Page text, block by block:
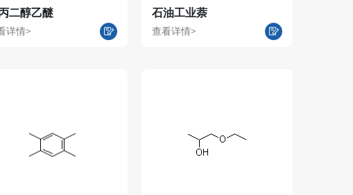
二醇乙醚
详情>
石油工业萘
查看详情>